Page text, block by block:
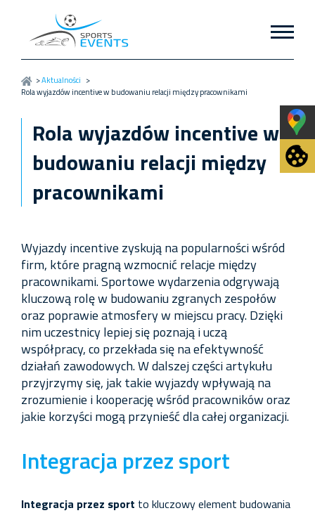
>Aktualności >
Rola wyjazdów incentive w budowaniu relacji między pracownikami
Rola wyjazdów incentive w
budowaniu relacji między
pracownikami
Wyjazdy incentive zyskują na popularności wśród
firm, które pragną wzmocnić relacje między
pracownikami. Sportowe wydarzenia odgrywają
kluczową rolę w budowaniu zgranych zespołów
oraz poprawie atmosfery w miejscu pracy. Dzięki
nim uczestnicy lepiej się poznają i uczą
współpracy, co przekłada się na efektywność
działań zawodowych. W dalszej części artykułu
przyjrzymy się, jak takie wyjazdy wpływają na
zrozumienie i kooperację wśród pracowników oraz
jakie korzyści mogą przynieść dla całej organizacji.
Integracja przez sport
Integracja przez sport to kluczowy element budowania